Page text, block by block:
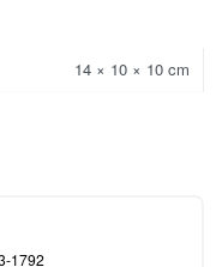
14 × 10 × 10 cm